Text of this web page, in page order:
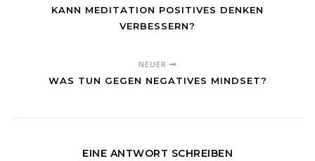
KANN MEDITATION POSITIVES DENKEN
VERBESSERN?
NEUER
WAS TUN GEGEN NEGATIVES MINDSET?
EINE ANTWORT SCHREIBEN